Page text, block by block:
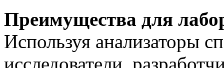
Преимущества для
Используя анализаторы
исследователи,